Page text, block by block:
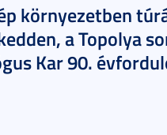
környezetben
a Topolya
Kar 90.